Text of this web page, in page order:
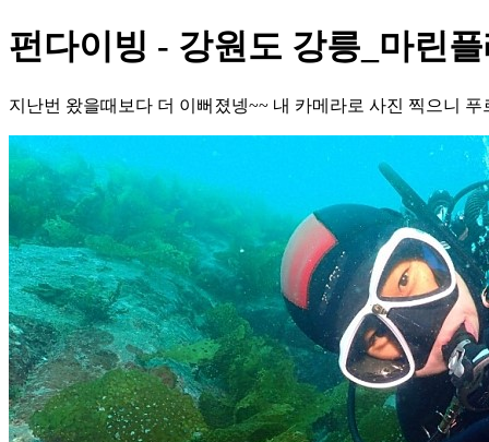
펀다이빙 - 강원도 강릉_마린
지난번 왔을때보다 더 이뻐졌넹~~ 내 카메라로 사진 찍으니